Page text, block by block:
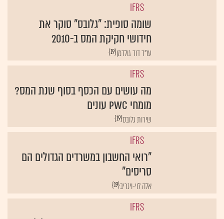
IFRS
שומה סופית: "גלובס" סוקר את
חידושי חקיקת המס ב-2010
{19}עו"ד דוד גולדמן
IFRS
מה עושים עם הכסף בסוף שנת המס?
מומחי PwC עונים
{19}שירות גלובס‏
IFRS
"רואי החשבון במשרדים הגדולים הם
סריסים"
{19}אלה לוי-וינריב
IFRS